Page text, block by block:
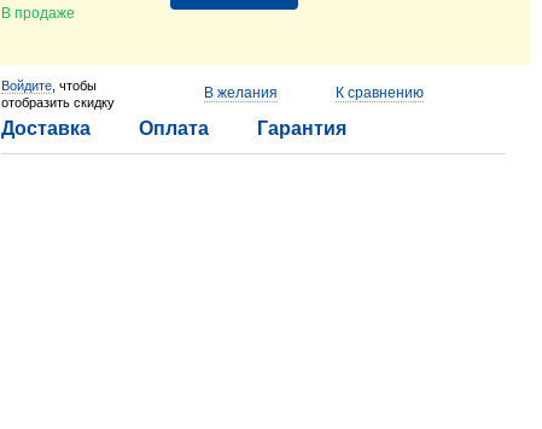
В продаже
Войдите , чтобы
отобразить скидку
В желания К сравнению
Доставка Оплата Гарантия